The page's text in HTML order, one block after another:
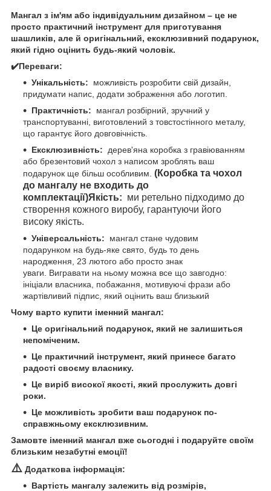
Мангал з ім'ям або індивідуальним дизайном – це не
просто практичний інструмент для приготування
шашликів, але й оригінальний, ексклюзивний подарунок,
який гідно оцінить будь-який чоловік.
✔️Переваги:
Унікальність: можливість розробити свій дизайн,
придумати напис, додати зображення або логотип.
Практичність: мангал розбірний, зручний у
транспортуванні, виготовлений з товстостінного металу,
що гарантує його довговічність.
Ексклюзивність: дерев'яна коробка з гравіюванням
або брезентовий чохол з написом зроблять ваш
подарунок ще більш особливим. (Коробка та чохол
до мангалу не входить до
комплектації)Якість: ми ретельно підходимо до
створення кожного виробу, гарантуючи його
високу якість.
Універсальність: мангал стане чудовим
подарунком на будь-яке свято, будь то день
народження, 23 лютого або просто знак
уваги. Вигравати на ньому можна все що завгодно:
ініціали власника, побажання, мотивуючі фрази або
жартівливий підпис, який оцінить ваш близький
Чому варто купити іменний мангал:
Це оригінальний подарунок, який не залишиться
непоміченим.
Це практичний інструмент, який принесе багато
радості своєму власнику.
Це виріб високої якості, який прослужить довгі
роки.
Це можливість зробити ваш подарунок по-
справжньому ексклюзивним.
Замовте іменний мангал вже сьогодні і подаруйте своїм
близьким незабутні емоції!
⚠️ Додаткова інформація:
Вартість мангалу залежить від розмірів,